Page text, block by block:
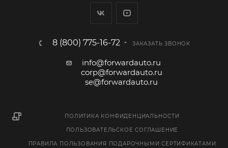
8 (800) 775-16-72 ЗАКАЗАТЬ ЗВОНОК
info@forwardauto.ru
corp@forwardauto.ru
se@forwardauto.ru
ПОЛИТИКА КОНФИДЕНЦИАЛЬНОСТИ
ПОЛЬЗОВАТЕЛЬСКОЕ СОГЛАШЕНИЕ
ПРАВИЛА ПОЛЬЗОВАНИЯ ПОДАРОЧНЫМИ СЕРТИФИКАТАМИ